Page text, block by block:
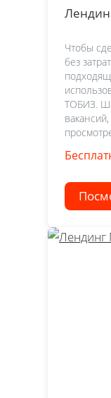
Чтобы
без
ТОБИЗ.